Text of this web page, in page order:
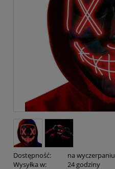
Dostępność:
na wyczerpaniu
Wysyłka w:
24 godziny